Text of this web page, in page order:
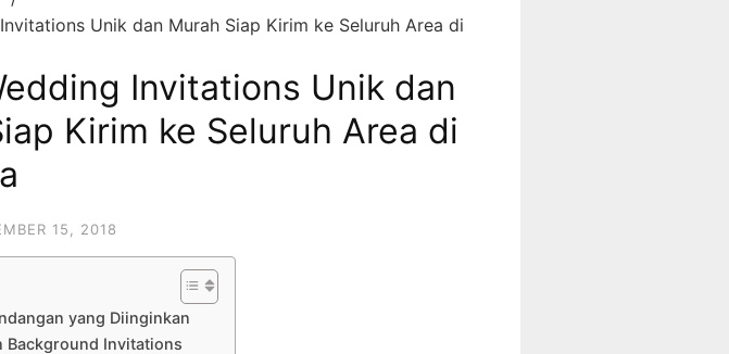
Unik dan Murah Siap Kirim ke Seluruh Area di
Invitations Unik dan
Kirim ke Seluruh Area di
15, 2018
yang Diinginkan
Background Invitations